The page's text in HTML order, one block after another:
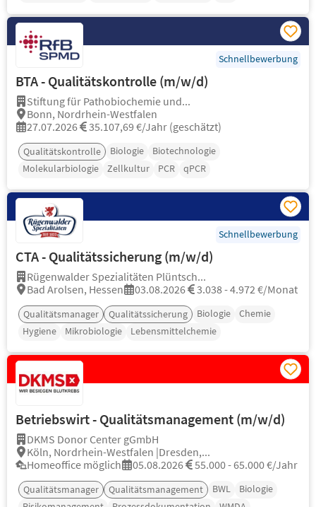
Schnellbewerbung
BTA - Qualitätskontrolle (m/w/d)
Stiftung für Pathobiochemie und...
Bonn, Nordrhein-Westfalen
27.07.2026
35.107,69 €/Jahr (geschätzt)
Qualitätskontrolle Biologie
Biotechnologie
Molekularbiologie
Zellkultur PCR qPCR
Schnellbewerbung
CTA - Qualitätssicherung (m/w/d)
Rügenwalder Spezialitäten Plüntsch...
Bad Arolsen, Hessen
03.08.2026 3.038 - 4.972 €/Monat
Qualitätsmanager Qualitätssicherung Biologie
Chemie
Hygiene
Mikrobiologie Lebensmittelchemie
Betriebswirt - Qualitätsmanagement (m/w/d)
DKMS Donor Center gGmbH
Köln, Nordrhein-Westfalen |Dresden,...
Homeoffice möglich
05.08.2026 55.000 - 65.000 €/Jahr
Qualitätsmanager Qualitätsmanagement BWL
Biologie